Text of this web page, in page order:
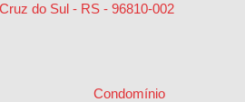
do Sul - RS - 96810-002
Condomínio